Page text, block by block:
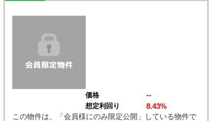
価格 --
想定利回り
8.43%
この物件は、「会員様にのみ限定公開」している物件で